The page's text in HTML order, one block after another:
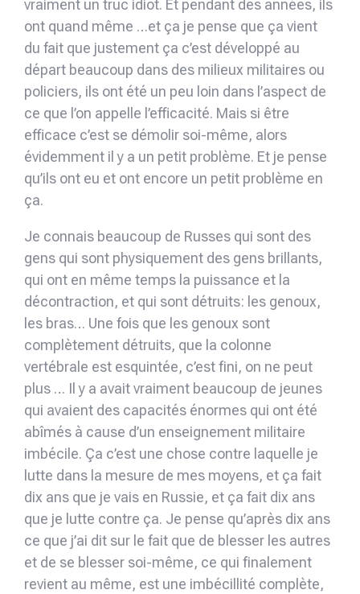
vraiment un truc idiot. Et pendant des années, ils
ont quand même …et ça je pense que ça vient
du fait que justement ça c’est développé au
départ beaucoup dans des milieux militaires ou
policiers, ils ont été un peu loin dans l’aspect de
ce que l’on appelle l’efficacité. Mais si être
efficace c’est se démolir soi-même, alors
évidemment il y a un petit problème. Et je pense
qu’ils ont eu et ont encore un petit problème en
ça.
Je connais beaucoup de Russes qui sont des
gens qui sont physiquement des gens brillants,
qui ont en même temps la puissance et la
décontraction, et qui sont détruits: les genoux,
les bras… Une fois que les genoux sont
complètement détruits, que la colonne
vertébrale est esquintée, c’est fini, on ne peut
plus … Il y a avait vraiment beaucoup de jeunes
qui avaient des capacités énormes qui ont été
abîmés à cause d’un enseignement militaire
imbécile. Ça c’est une chose contre laquelle je
lutte dans la mesure de mes moyens, et ça fait
dix ans que je vais en Russie, et ça fait dix ans
que je lutte contre ça. Je pense qu’après dix ans
ce que j’ai dit sur le fait que de blesser les autres
et de se blesser soi-même, ce qui finalement
revient au même, est une imbécillité complète,